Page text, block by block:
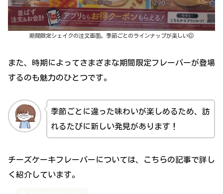
期間限定シェイクの注文画面。季節ごとのラインナップが楽しい◎
また、時期によってさまざまな期間限定フレーバーが登場
するのも魅力のひとつです。
季節ごとに違った味わいが楽しめるため、訪
れるたびに新しい発見があります！
チーズケーキフレーバーについては、こちらの記事で詳し
く紹介しています。